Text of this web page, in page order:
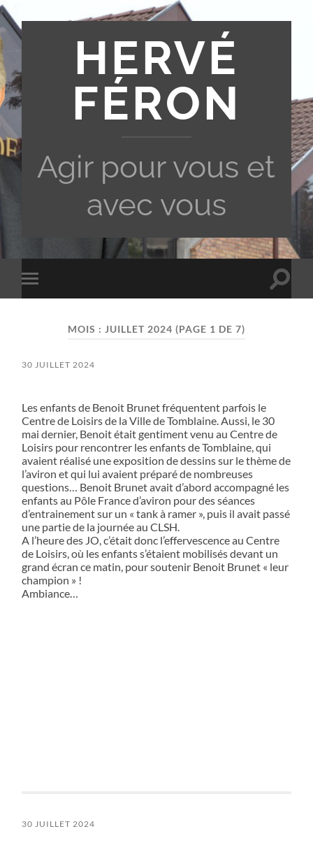
HERVÉ
FÉRON
Agir pour vous et
avec vous
Toggle
mobile
Toggle
MOIS : JUILLET 2024 (PAGE 1 DE 7)
30 JUILLET 2024
Les enfants de Benoit Brunet fréquentent parfois le
Centre de Loisirs de la Ville de Tomblaine. Aussi, le 30
mai dernier, Benoit était gentiment venu au Centre de
Loisirs pour rencontrer les enfants de Tomblaine, qui
avaient réalisé une exposition de dessins sur le thème de
l’aviron et qui lui avaient préparé de nombreuses
questions… Benoit Brunet avait d’abord accompagné les
enfants au Pôle France d’aviron pour des séances
d’entrainement sur un « tank à ramer », puis il avait passé
une partie de la journée au CLSH.
A l’heure des JO, c’était donc l’effervescence au Centre
de Loisirs, où les enfants s’étaient mobilisés devant un
grand écran ce matin, pour soutenir Benoit Brunet « leur
champion » !
Ambiance…
30 JUILLET 2024